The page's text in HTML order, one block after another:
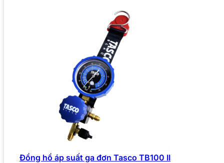
Đồng hồ áp suất ga đơn Tasco TB100 II